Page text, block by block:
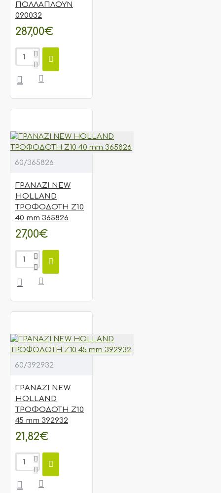
ΠΟΛΛΑΠΛΟΥΝ
090032
287,00€
60/365826
ΓΡΑΝΑΖΙ NEW
HOLLAND
ΤΡΟΦΟΔΟΤΗ Ζ10
40 mm 365826
27,00€
60/392932
ΓΡΑΝΑΖΙ NEW
HOLLAND
ΤΡΟΦΟΔΟΤΗ Ζ10
45 mm 392932
21,82€